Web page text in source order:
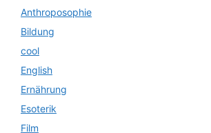
Anthroposophie
Bildung
cool
English
Ernährung
Esoterik
Film